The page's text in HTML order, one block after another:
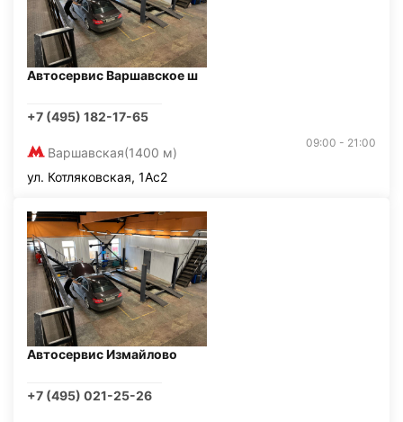
Автосервис Варшавское ш
+7 (495) 182-17-65
Варшавская(1400 м)
09:00 - 21:00
ул. Котляковская, 1Ас2
Автосервис Измайлово
+7 (495) 021-25-26